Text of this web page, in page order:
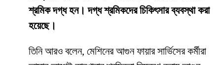
শ্রমিক দগ্ধ হন। দগ্ধ শ্রমিকদের চিকিৎসার ব্যবস্থা করা
হয়েছে।
তিনি আরও বলেন, মেশিনের আগুন ফায়ার সার্ভিসের কর্মীরা